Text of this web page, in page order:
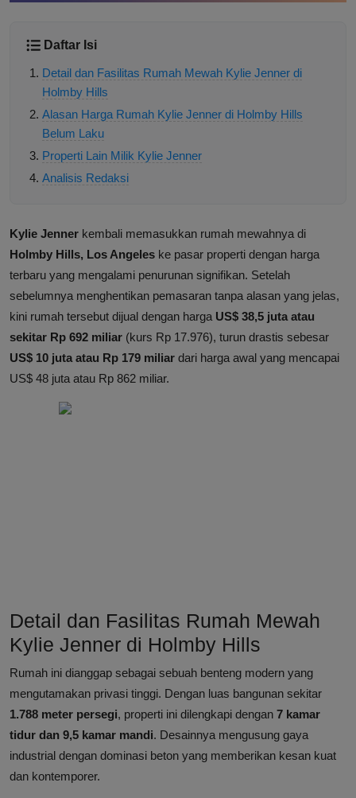
Daftar Isi
Detail dan Fasilitas Rumah Mewah Kylie Jenner di
Holmby Hills
Alasan Harga Rumah Kylie Jenner di Holmby Hills
Belum Laku
Properti Lain Milik Kylie Jenner
Analisis Redaksi
Kylie Jenner kembali memasukkan rumah mewahnya di
Holmby Hills, Los Angeles ke pasar properti dengan harga
terbaru yang mengalami penurunan signifikan. Setelah
sebelumnya menghentikan pemasaran tanpa alasan yang jelas,
kini rumah tersebut dijual dengan harga US$ 38,5 juta atau
sekitar Rp 692 miliar (kurs Rp 17.976), turun drastis sebesar
US$ 10 juta atau Rp 179 miliar dari harga awal yang mencapai
US$ 48 juta atau Rp 862 miliar.
Detail dan Fasilitas Rumah Mewah
Kylie Jenner di Holmby Hills
Rumah ini dianggap sebagai sebuah benteng modern yang
mengutamakan privasi tinggi. Dengan luas bangunan sekitar
1.788 meter persegi, properti ini dilengkapi dengan 7 kamar
tidur dan 9,5 kamar mandi. Desainnya mengusung gaya
industrial dengan dominasi beton yang memberikan kesan kuat
dan kontemporer.